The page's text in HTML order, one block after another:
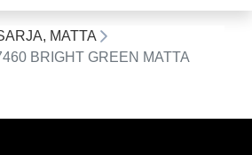
MATTA
BRIGHT GREEN MATTA